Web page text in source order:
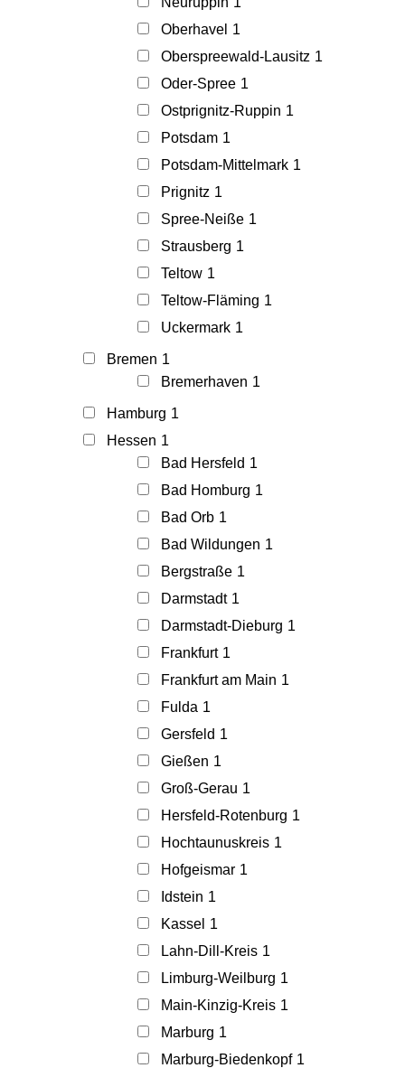
Oberhavel 1
Oberspreewald-Lausitz 1
Oder-Spree 1
Ostprignitz-Ruppin 1
Potsdam 1
Potsdam-Mittelmark 1
Prignitz 1
Spree-Neiße 1
Strausberg 1
Teltow 1
Teltow-Fläming 1
Uckermark 1
Bremen 1
Bremerhaven 1
Hamburg 1
Hessen 1
Bad Hersfeld 1
Bad Homburg 1
Bad Orb 1
Bad Wildungen 1
Bergstraße 1
Darmstadt 1
Darmstadt-Dieburg 1
Frankfurt 1
Frankfurt am Main 1
Fulda 1
Gersfeld 1
Gießen 1
Groß-Gerau 1
Hersfeld-Rotenburg 1
Hochtaunuskreis 1
Hofgeismar 1
Idstein 1
Kassel 1
Lahn-Dill-Kreis 1
Limburg-Weilburg 1
Main-Kinzig-Kreis 1
Marburg 1
Marburg-Biedenkopf 1